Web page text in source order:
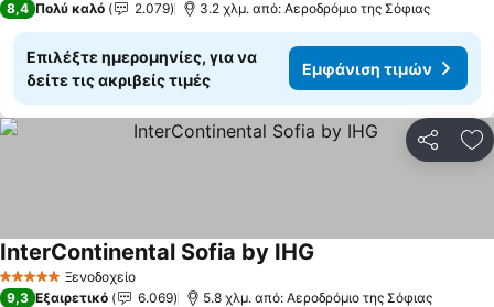
8,4 Πολύ καλό 2.079 3.2 χλμ. από: Αεροδρόμιο της Σόφιας
Επιλέξτε ημερομηνίες, για να
δείτε τις ακριβείς τιμές
Εμφάνιση τιμών
5 Αστέρια Ξενοδοχείο
InterContinental Sofia by IHG
9,3 Εξαιρετικό 6.069 5.8 χλμ. από: Αεροδρόμιο της Σόφιας